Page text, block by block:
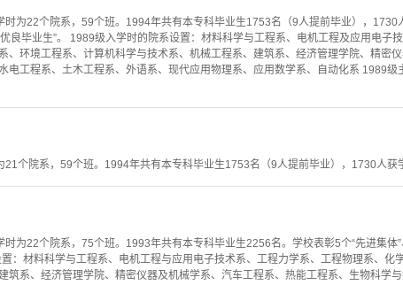
22个院系，59个班。1994年共有本专科毕业生1753名（9人提前毕业），1730
良毕业生”。 1989级入学时的院系设置：材料科学与工程系、电机工程及应用电子
、环境工程系、计算机科学与技术系、机械工程系、建筑系、经济管理学院、精密
电工程系、土木工程系、外语系、现代应用物理系、应用数学系、自动化系 1989级
个院系，59个班。1994年共有本专科毕业生1753名（9人提前毕业），1730人获
22个院系，75个班。1993年共有本专科毕业生2256名。学校表彰5个“先进集体”
：材料科学与工程系、电机工程与应用电子技术系、工程力学系、工程物理系、化
筑系、经济管理学院、精密仪器及机械学系、汽车工程系、热能工程系、生物科学